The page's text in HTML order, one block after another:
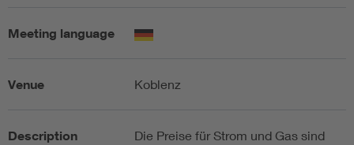
Digital Security
Meeting language
Venue Koblenz
Description
Die Preise für Strom und Gas sind